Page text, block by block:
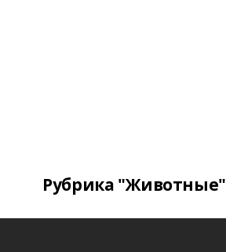
Рубрика "Животные"